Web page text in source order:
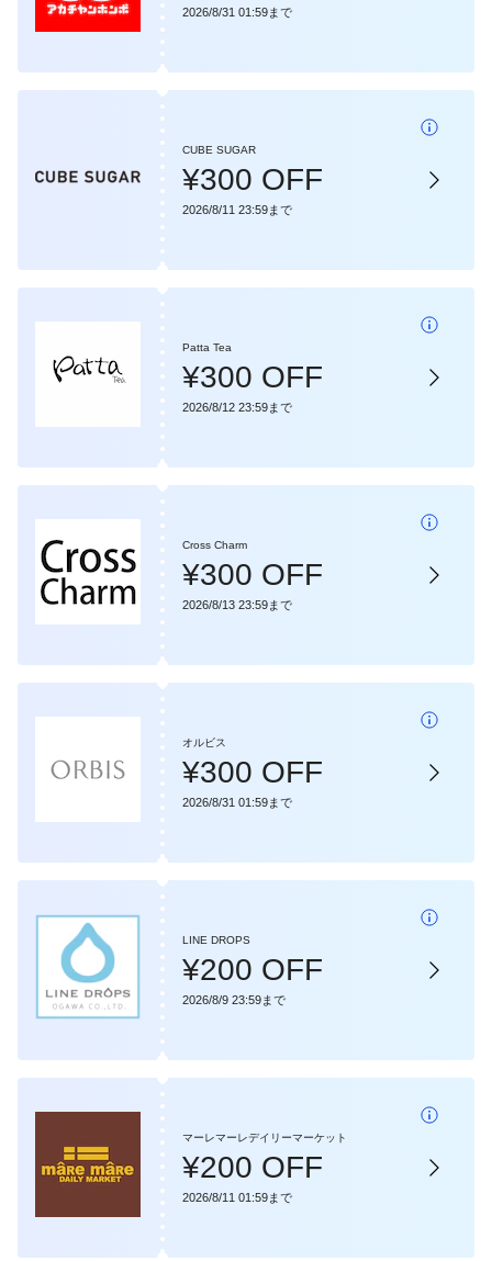
2026/8/31 01:59まで
CUBE SUGAR
¥300 OFF
2026/8/11 23:59まで
Patta Tea
¥300 OFF
2026/8/12 23:59まで
Cross Charm
¥300 OFF
2026/8/13 23:59まで
オルビス
¥300 OFF
2026/8/31 01:59まで
LINE DROPS
¥200 OFF
2026/8/9 23:59まで
マーレマーレデイリーマーケット
¥200 OFF
2026/8/11 01:59まで